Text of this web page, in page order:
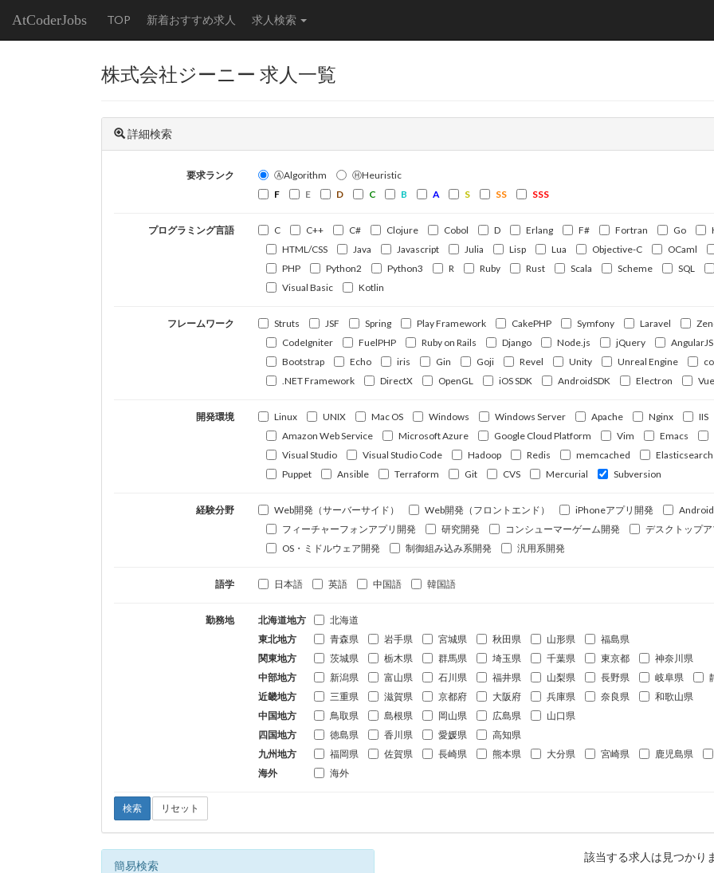
AtCoderJobs TOP 新着おすすめ求人 求人検索
株式会社ジーニー 求人一覧
詳細検索
要求ランク ⒶAlgorithm
ⒽHeuristic
F
E D C B A S SS SSS
プログラミング言語 C C++ C# Clojure Cobol D Erlang F# Fortran Go
HTML/CSS
Java Javascript Julia Lisp Lua Objective-C OCaml
PHP
Python2 Python3 R Ruby Rust Scala Scheme SQL
Visual Basic
Kotlin
フレームワーク Struts JSF Spring Play Framework CakePHP Symfony Laravel
CodeIgniter
FuelPHP Ruby on Rails Django Node.js jQuery AngularJS
Bootstrap
Echo iris Gin Goji Revel Unity Unreal Engine
.NET Framework
DirectX OpenGL iOS SDK AndroidSDK Electron
開発環境 Linux UNIX Mac OS Windows Windows Server Apache Nginx
IIS
Amazon Web Service
Microsoft Azure Google Cloud Platform Vim Emacs
Visual Studio
Visual Studio Code Hadoop Redis memcached Elasticsearch
Puppet
Ansible Terraform Git CVS Mercurial Subversion
経験分野 Web開発（サーバーサイド） Web開発（フロントエンド） iPhoneアプリ開発
フィーチャーフォンアプリ開発
研究開発 コンシューマーゲーム開発
デスクトップ
OS・ミドルウェア開発
制御組み込み系開発 汎用系開発
語学 日本語 英語 中国語 韓国語
勤務地 北海道地方
北海道
東北地方
青森県 岩手県 宮城県 秋田県 山形県
福島県
関東地方
茨城県 栃木県 群馬県 埼玉県 千葉県 東京都
神奈川県
中部地方
新潟県 富山県 石川県 福井県 山梨県 長野県 岐阜県
近畿地方
三重県 滋賀県 京都府 大阪府 兵庫県 奈良県
和歌山県
中国地方
鳥取県 島根県 岡山県 広島県
山口県
四国地方
徳島県 香川県 愛媛県
高知県
九州地方
福岡県 佐賀県 長崎県 熊本県 大分県 宮崎県 鹿児島県
海外
海外
検索 リセット
簡易検索
該当する求人は見つかり